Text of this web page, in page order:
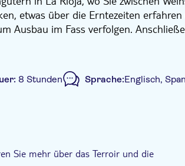
etwas über die Erntezeiten
Ausbau im Fass verfolgen.
und Rotweine der D.O.C.a Rioja Noten
Dessert aus Rioja
Lammkoteletts aus dem Holzofen
perfekt abgestimmt auf die lokalen
können Sie in aller Ruhe die
fachkundiger Begleitung
8 Stunden Sprache:Englisch,
Abholservice vom Hotel
Sie mehr über das Terroir und die